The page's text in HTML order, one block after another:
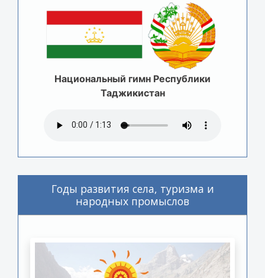
Национальный гимн Республики
Таджикистан
Годы развития села, туризма и
народных промыслов